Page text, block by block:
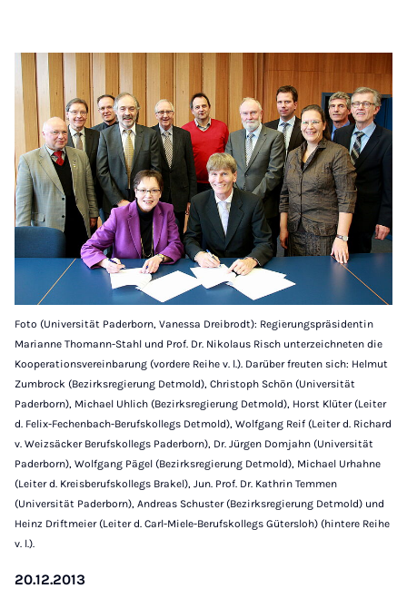
Foto (Universität Paderborn, Vanessa Dreibrodt): Regierungspräsidentin
Marianne Thomann-Stahl und Prof. Dr. Nikolaus Risch unterzeichneten die
Kooperationsvereinbarung (vordere Reihe v. l.). Darüber freuten sich: Helmut
Zumbrock (Bezirksregierung Detmold), Christoph Schön (Universität
Paderborn), Michael Uhlich (Bezirksregierung Detmold), Horst Klüter (Leiter
d. Felix-Fechenbach-Berufskollegs Detmold), Wolfgang Reif (Leiter d. Richard
v. Weizsäcker Berufskollegs Paderborn), Dr. Jürgen Domjahn (Universität
Paderborn), Wolfgang Pägel (Bezirksregierung Detmold), Michael Urhahne
(Leiter d. Kreisberufskollegs Brakel), Jun. Prof. Dr. Kathrin Temmen
(Universität Paderborn), Andreas Schuster (Bezirksregierung Detmold) und
Heinz Driftmeier (Leiter d. Carl-Miele-Berufskollegs Gütersloh) (hintere Reihe
v. l.).
20.12.2013